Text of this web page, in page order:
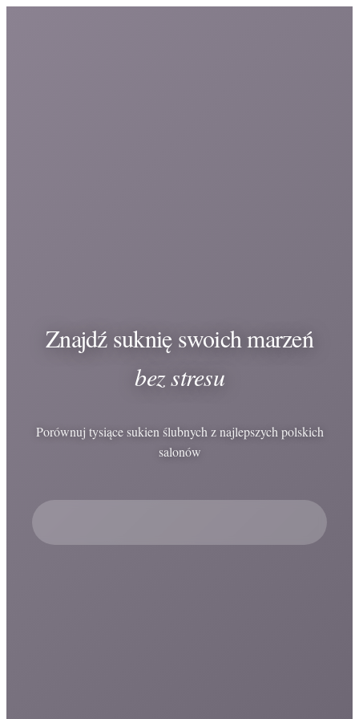
Znajdź suknię swoich marzeń
bez stresu
Porównuj tysiące sukien ślubnych z najlepszych polskich
salonów